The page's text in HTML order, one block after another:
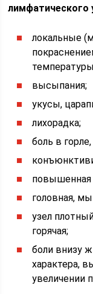
лимфатического
локальные
высыпания;
укусы,
лихорадка;
боль в
повышенная
головная,
узел
горячая;
боли внизу
характера,
увеличении